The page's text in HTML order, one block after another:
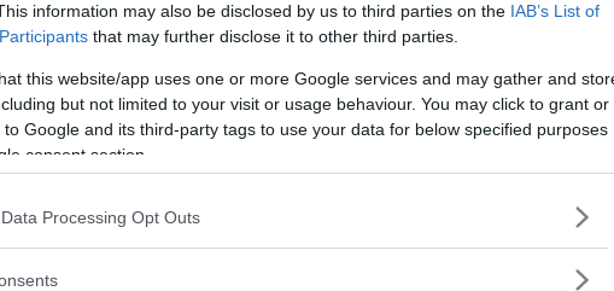
information may also be disclosed by us to third parties on the IAB’s List of
that may further disclose it to other third parties.
this website/app uses one or more Google services and may gather and
but not limited to your visit or usage behaviour. You may click to grant or
Google and its third-party tags to use your data for below specified purposes
consent section.
Processing Opt Outs
Jag vill